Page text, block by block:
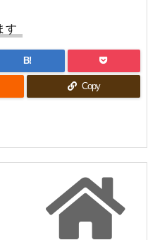
フト「剣魔
抜ける~』
は最弱のはず
サラリーマ
グラストNOV
れた直後か
量が測定可
虚な覇道
生ハードモー
た『創造魔
07 12:00
の成り上が
生】
います~』
06 18:00
術師 ～日本
いました
す
B!
Copy